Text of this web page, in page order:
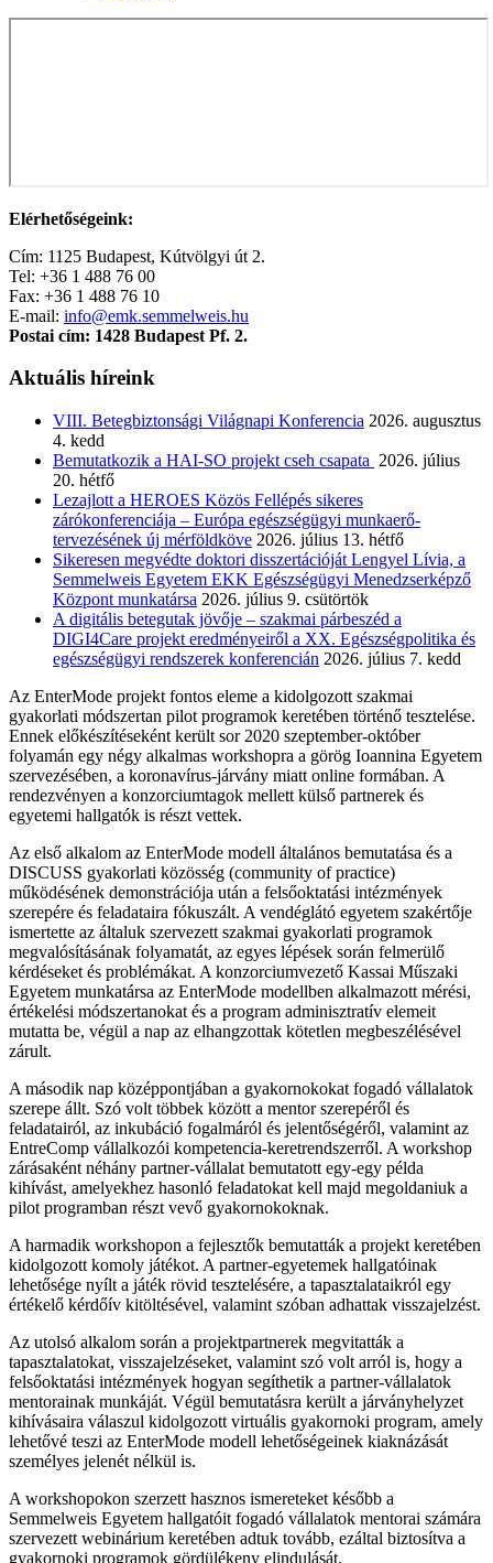
Elérhetőségeink:
Cím: 1125 Budapest, Kútvölgyi út 2.
Tel: +36 1 488 76 00
Fax: +36 1 488 76 10
E-mail: info@emk.semmelweis.hu
Postai cím: 1428 Budapest Pf. 2.
Aktuális híreink
VIII. Betegbiztonsági Világnapi Konferencia 2026. augusztus
4. kedd
Bemutatkozik a HAI-SO projekt cseh csapata 2026. július
20. hétfő
Lezajlott a HEROES Közös Fellépés sikeres
zárókonferenciája – Európa egészségügyi munkaerő-
tervezésének új mérföldköve 2026. július 13. hétfő
Sikeresen megvédte doktori disszertációját Lengyel Lívia, a
Semmelweis Egyetem EKK Egészségügyi Menedzserképző
Központ munkatársa 2026. július 9. csütörtök
A digitális betegutak jövője – szakmai párbeszéd a
DIGI4Care projekt eredményeiről a XX. Egészségpolitika és
egészségügyi rendszerek konferencián 2026. július 7. kedd
Az EnterMode projekt fontos eleme a kidolgozott szakmai
gyakorlati módszertan pilot programok keretében történő tesztelése.
Ennek előkészítéseként került sor 2020 szeptember-október
folyamán egy négy alkalmas workshopra a görög Ioannina Egyetem
szervezésében, a koronavírus-járvány miatt online formában. A
rendezvényen a konzorciumtagok mellett külső partnerek és
egyetemi hallgatók is részt vettek.
Az első alkalom az EnterMode modell általános bemutatása és a
DISCUSS gyakorlati közösség (community of practice)
működésének demonstrációja után a felsőoktatási intézmények
szerepére és feladataira fókuszált. A vendéglátó egyetem szakértője
ismertette az általuk szervezett szakmai gyakorlati programok
megvalósításának folyamatát, az egyes lépések során felmerülő
kérdéseket és problémákat. A konzorciumvezető Kassai Műszaki
Egyetem munkatársa az EnterMode modellben alkalmazott mérési,
értékelési módszertanokat és a program adminisztratív elemeit
mutatta be, végül a nap az elhangzottak kötetlen megbeszélésével
zárult.
A második nap középpontjában a gyakornokokat fogadó vállalatok
szerepe állt. Szó volt többek között a mentor szerepéről és
feladatairól, az inkubáció fogalmáról és jelentőségéről, valamint az
EntreComp vállalkozói kompetencia-keretrendszerről. A workshop
zárásaként néhány partner-vállalat bemutatott egy-egy példa
kihívást, amelyekhez hasonló feladatokat kell majd megoldaniuk a
pilot programban részt vevő gyakornokoknak.
A harmadik workshopon a fejlesztők bemutatták a projekt keretében
kidolgozott komoly játékot. A partner-egyetemek hallgatóinak
lehetősége nyílt a játék rövid tesztelésére, a tapasztalataikról egy
értékelő kérdőív kitöltésével, valamint szóban adhattak visszajelzést.
Az utolsó alkalom során a projektpartnerek megvitatták a
tapasztalatokat, visszajelzéseket, valamint szó volt arról is, hogy a
felsőoktatási intézmények hogyan segíthetik a partner-vállalatok
mentorainak munkáját. Végül bemutatásra került a járványhelyzet
kihívásaira válaszul kidolgozott virtuális gyakornoki program, amely
lehetővé teszi az EnterMode modell lehetőségeinek kiaknázását
személyes jelenét nélkül is.
A workshopokon szerzett hasznos ismereteket később a
Semmelweis Egyetem hallgatóit fogadó vállalatok mentorai számára
szervezett webinárium keretében adtuk tovább, ezáltal biztosítva a
gyakornoki programok gördülékeny elindulását.